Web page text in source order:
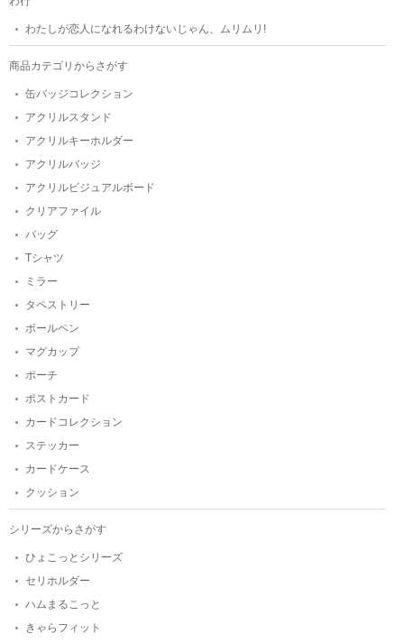
わたしが恋人になれるわけないじゃん、ムリムリ!
商品カテゴリからさがす
缶バッジコレクション
アクリルスタンド
アクリルキーホルダー
アクリルバッジ
アクリルビジュアルボード
クリアファイル
バッグ
Tシャツ
ミラー
タペストリー
ボールペン
マグカップ
ポーチ
ポストカード
カードコレクション
ステッカー
カードケース
クッション
シリーズからさがす
ひょこっとシリーズ
セリホルダー
ハムまるこっと
きゃらフィット